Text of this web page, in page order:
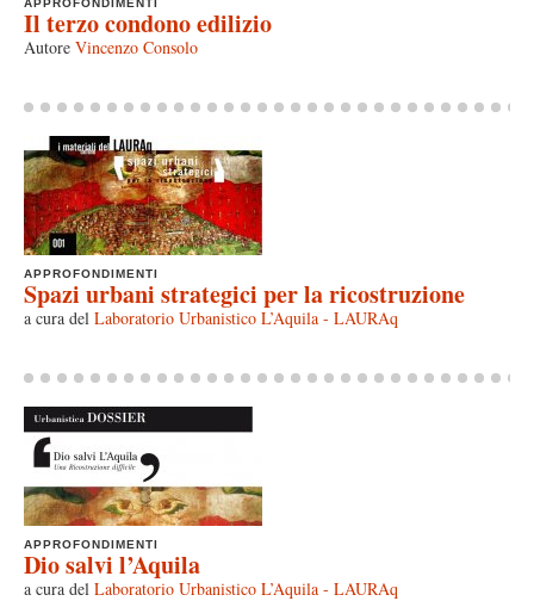
Il terzo condono edilizio
Autore Vincenzo Consolo
APPROFONDIMENTI
Spazi urbani strategici per la ricostruzione
a cura del Laboratorio Urbanistico L’Aquila - LAURAq
APPROFONDIMENTI
Dio salvi l’Aquila
a cura del Laboratorio Urbanistico L’Aquila - LAURAq